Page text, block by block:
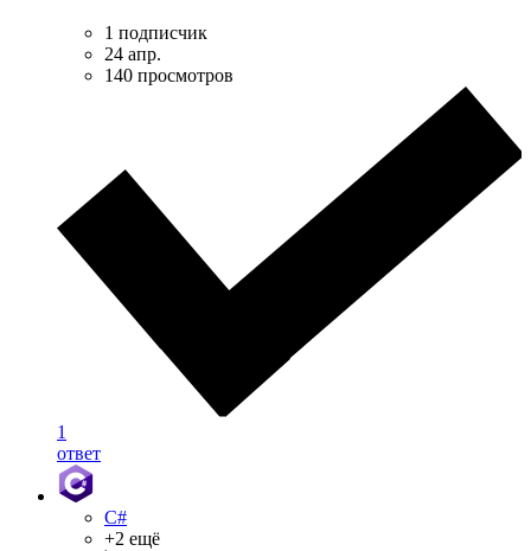
1 подписчик
24 апр.
140 просмотров
1
ответ
C#
+2 ещё